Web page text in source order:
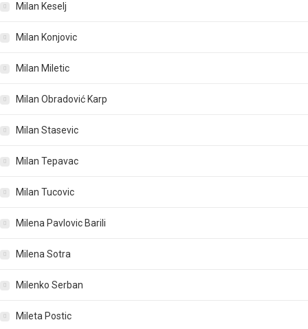
Milan Keselj
Milan Konjovic
Milan Miletic
Milan Obradović Karp
Milan Stasevic
Milan Tepavac
Milan Tucovic
Milena Pavlovic Barili
Milena Sotra
Milenko Serban
Mileta Postic